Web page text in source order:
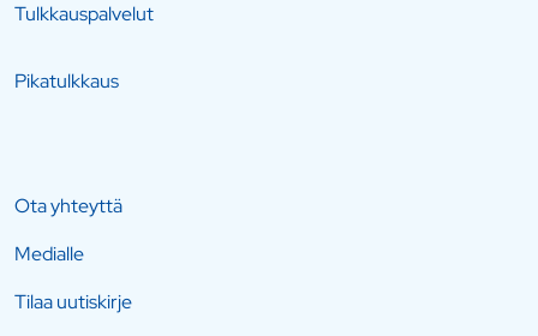
Tulkkauspalvelut
Pikatulkkaus
Ota yhteyttä
Medialle
Tilaa uutiskirje